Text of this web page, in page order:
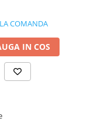
LA COMANDA
IN COS